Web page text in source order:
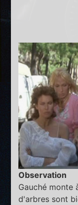
Observation
Gauché monte
d'arbres sont